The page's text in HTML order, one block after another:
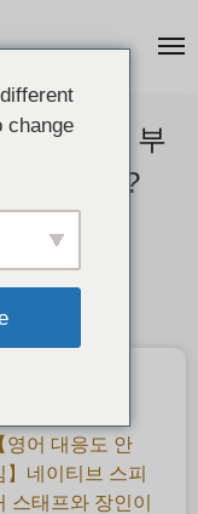
자 누가 부
본일까요?
영어 대응도 안
】네이티브 스피
스태프와 장인이
change